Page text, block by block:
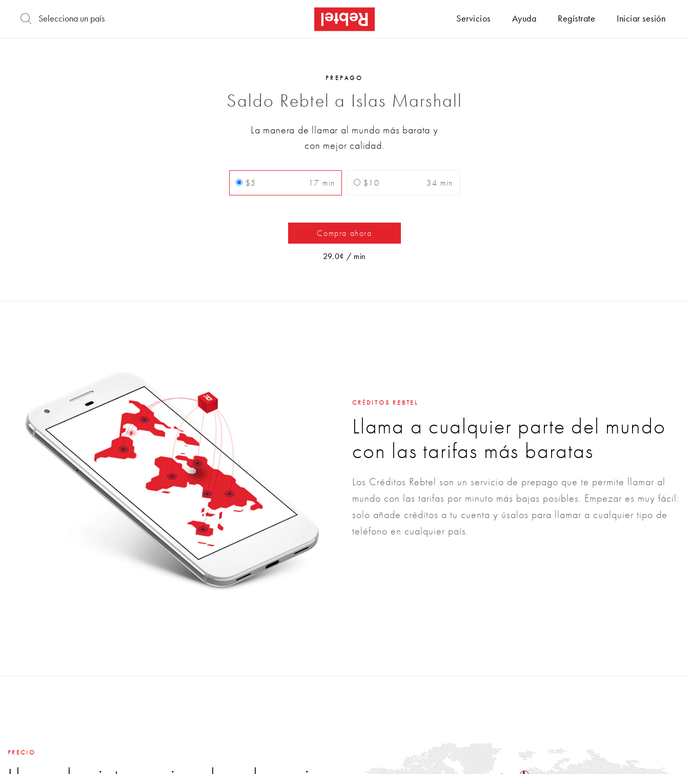
Servicios Ayuda Regístrate Iniciar sesión
PREPAGO
Saldo Rebtel a Islas Marshall
La manera de llamar al mundo más barata y
con mejor calidad.
$5 17 min $10 34 min
Compra ahora
29.0¢ / min
CRÉDITOS REBTEL
Llama a cualquier parte del mundo
con las tarifas más baratas
Los Créditos Rebtel son un servicio de prepago que te permite llamar al
mundo con las tarifas por minuto más bajas posibles. Empezar es muy fácil:
solo añade créditos a tu cuenta y úsalos para llamar a cualquier tipo de
teléfono en cualquier país.
PRECIO